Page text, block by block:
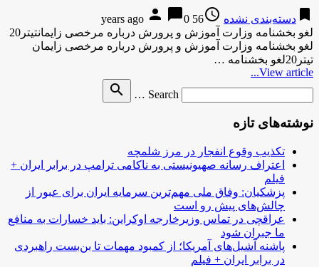
bookmark دسته‌بندی نشده access_time
56 years ago
person chat_bubble0
لغو بخشنامه وزارت آموزش و پرورش درباره مرخصی زایمانتیتر20
لغو بخشنامه وزارت آموزش و پرورش درباره مرخصی زایمان
تیتر20لغو بخشنامه …
View article...
Search …
search
نوشته‌های تازه
تکذیب وقوع انفجار در مرز شلمچه
اعتراف رسانه صهیونیستی به ناکامی ترامپ در برابر ایران +
فیلم
پزشکیان: وفاق ملی مهم‌ترین سرمایه ایران برای عبور از
چالش‌های پیش رو است
عراقچی در تماس وزیرخارجه اوکراین: باید خسارات به منافع
ما جبران شود
پاشنه آشیل‌های آمریکا؛ از کمبود مهمات تا بن‌بست راهبردی
در برابر ایران + فیلم